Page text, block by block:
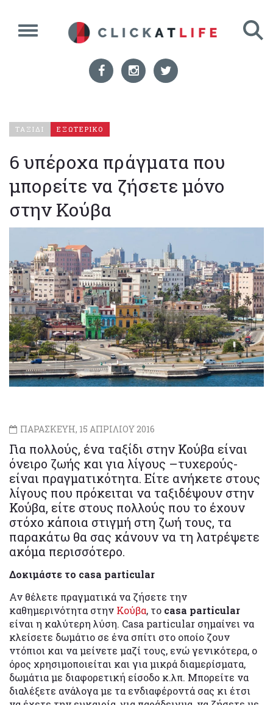
ΤΑΞΙΔΙ ΕΞΩΤΕΡΙΚΟ
6 υπέροχα πράγματα που
μπορείτε να ζήσετε μόνο
στην Κούβα
ΠΑΡΑΣΚΕΥΗ, 15 ΑΠΡΙΛΙΟΥ 2016
Για πολλούς, ένα ταξίδι στην Κούβα είναι
όνειρο ζωής και για λίγους –τυχερούς-
είναι πραγματικότητα. Είτε ανήκετε στους
λίγους που πρόκειται να ταξιδέψουν στην
Κούβα, είτε στους πολλούς που το έχουν
στόχο κάποια στιγμή στη ζωή τους, τα
παρακάτω θα σας κάνουν να τη λατρέψετε
ακόμα περισσότερο.
Δοκιμάστε το casa particular
Αν θέλετε πραγματικά να ζήσετε την
καθημερινότητα στην Κούβα, το casa particular
είναι η καλύτερη λύση. Casa particular σημαίνει να
κλείσετε δωμάτιο σε ένα σπίτι στο οποίο ζουν
ντόπιοι και να μείνετε μαζί τους, ενώ γενικότερα, ο
όρος χρησιμοποιείται και για μικρά διαμερίσματα,
δωμάτια με διαφορετική είσοδο κ.λπ. Μπορείτε να
διαλέξετε ανάλογα με τα ενδιαφέροντά σας κι έτσι